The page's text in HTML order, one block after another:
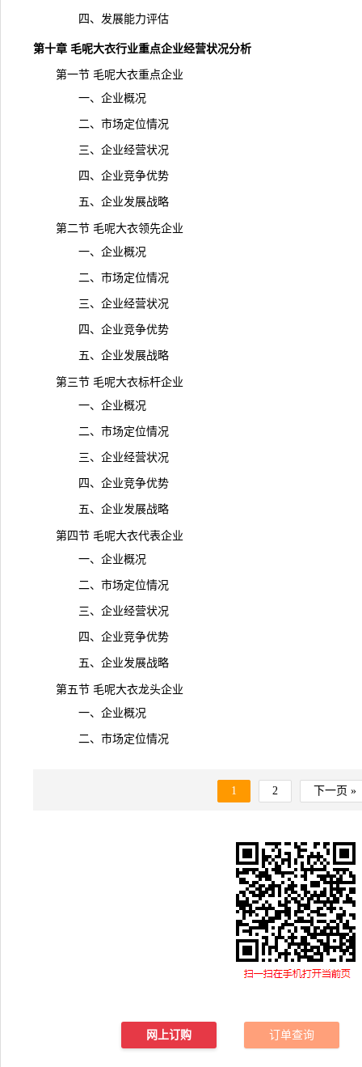
四、发展能力评估
第十章 毛呢大衣行业重点企业经营状况分析
第一节 毛呢大衣重点企业
一、企业概况
二、市场定位情况
三、企业经营状况
四、企业竞争优势
五、企业发展战略
第二节 毛呢大衣领先企业
一、企业概况
二、市场定位情况
三、企业经营状况
四、企业竞争优势
五、企业发展战略
第三节 毛呢大衣标杆企业
一、企业概况
二、市场定位情况
三、企业经营状况
四、企业竞争优势
五、企业发展战略
第四节 毛呢大衣代表企业
一、企业概况
二、市场定位情况
三、企业经营状况
四、企业竞争优势
五、企业发展战略
第五节 毛呢大衣龙头企业
一、企业概况
二、市场定位情况
1 2 下一页 »
网上订购 订单查询